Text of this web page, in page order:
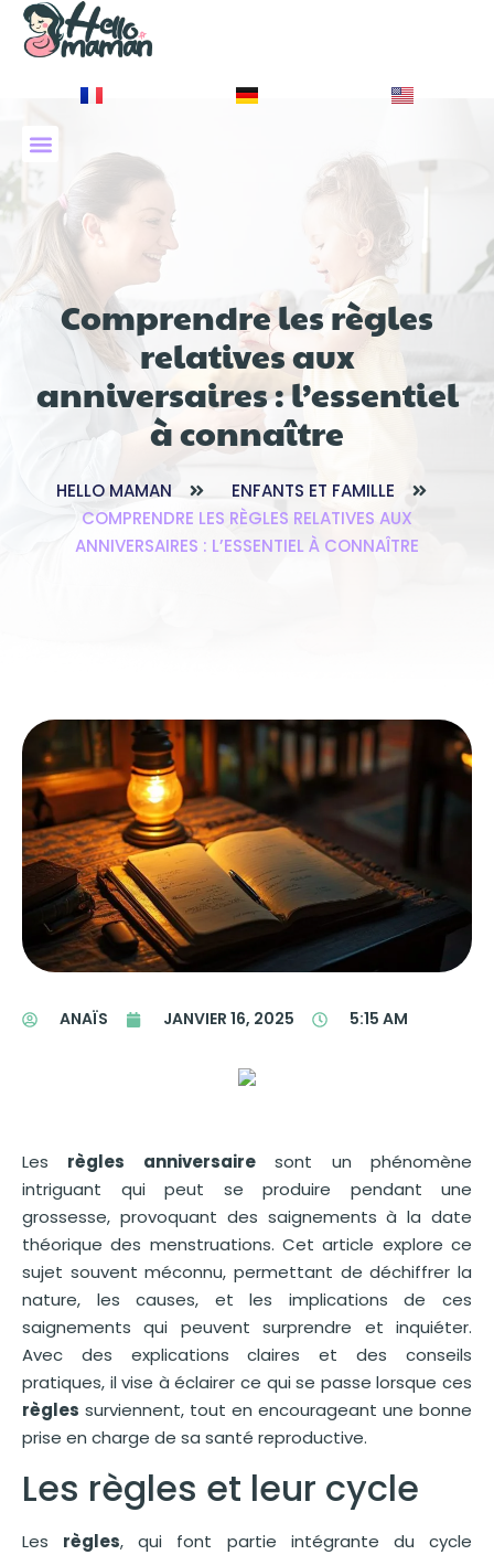
Comprendre les règles
relatives aux
anniversaires : l’essentiel
à connaître
HELLO MAMAN
ENFANTS ET FAMILLE
COMPRENDRE LES RÈGLES RELATIVES AUX
ANNIVERSAIRES : L’ESSENTIEL À CONNAÎTRE
ANAÏS JANVIER 16, 2025 5:15 AM
Les règles anniversairesont un phénomène
intriguant qui peut se produire pendant une
grossesse, provoquant des saignements à la date
théorique des menstruations. Cet article explore ce
sujet souvent méconnu, permettant de déchiffrer la
nature, les causes, et les implications de ces
saignements qui peuvent surprendre et inquiéter.
Avec des explications claires et des conseils
pratiques, il vise à éclairer ce qui se passe lorsque ces
règles surviennent, tout en encourageant une bonne
prise en charge de sa santé reproductive.
Les règles et leur cycle
Les règles, qui font partie intégrante du cycle